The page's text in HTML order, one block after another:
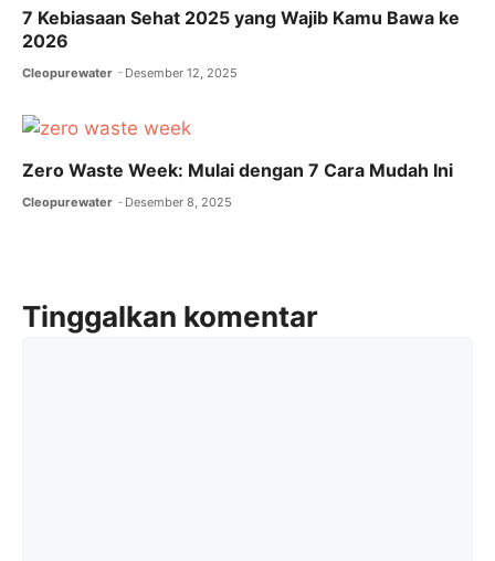
7 Kebiasaan Sehat 2025 yang Wajib Kamu Bawa ke
2026
Cleopurewater Desember 12, 2025
Zero Waste Week: Mulai dengan 7 Cara Mudah Ini
Cleopurewater Desember 8, 2025
Tinggalkan komentar